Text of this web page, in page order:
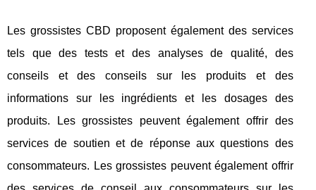
Les grossistes CBD proposent également des services
tels que des tests et des analyses de qualité, des
conseils et des conseils sur les produits et des
informations sur les ingrédients et les dosages des
produits. Les grossistes peuvent également offrir des
services de soutien et de réponse aux questions des
consommateurs. Les grossistes peuvent également offrir